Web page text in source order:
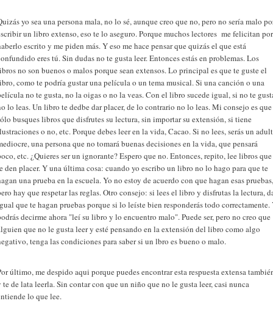
yo sea una persona mala, no lo sé, aunque creo que no, pero no sería malo
un libro extenso, eso te lo aseguro. Porque muchos lectores me felicitan por
escrito y me piden más. Y eso me hace pensar que quizás el que está
eres tú. Sin dudas no te gusta leer. Entonces estás en problemas. Los
no son buenos o malos porque sean extensos. Lo principal es que te guste el
como te podría gustar una película o un tema musical. Si una canción o una
no te gusta, no la oigas o no la veas. Con el libro sucede igual, si no te
lo leas. Un libro te dedbe dar placer, de lo contrario no lo leas. Mi consejo es que
busques libros que disfrutes su lectura, sin importar su extensión, si tiene
o no, etc. Porque debes leer en la vida, Cacao. Si no lees, serás un
una persona que no tomará buenas decisiones en la vida, que pensará
etc. ¿Quieres ser un ignorante? Espero que no. Entonces, repito, lee libros que
den placer. Y una última cosa: cuando yo escribo un libro no lo hago para que te
una prueba en la escuela. Yo no estoy de acuerdo con que hagan esas pruebas,
hay que respetar las reglas. Otro consejo: si lees el libro y disfrutas la lectura,
que te hagan pruebas porque si lo leíste bien responderás todo correctamente.
decirme ahora "leí su libro y lo encuentro malo". Puede ser, pero no creo que
que no le gusta leer y esté pensando en la extensión del libro como algo
tenga las condiciones para saber si un lbro es bueno o malo.
último, me despido aqui porque puedes encontrar esta respuesta extensa
te de lata leerla. Sin contar con que un niño que no le gusta leer, casi nunca
lo que lee.